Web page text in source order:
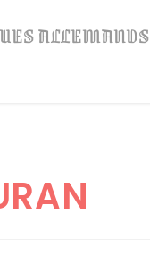
ALLEMANDS